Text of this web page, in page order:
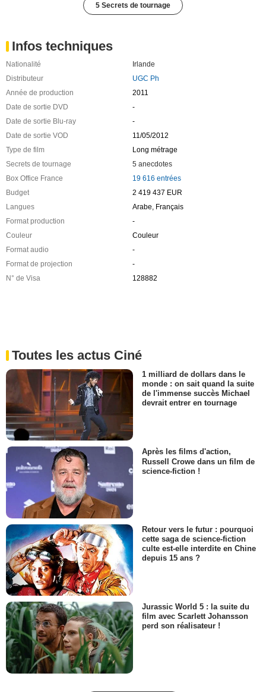
5 Secrets de tournage
Infos techniques
Nationalité
Irlande
Distributeur
UGC Ph
Année de production
2011
Date de sortie DVD
-
Date de sortie Blu-ray
-
Date de sortie VOD
11/05/2012
Type de film
Long métrage
Secrets de tournage
5 anecdotes
Box Office France
19 616 entrées
Budget
2 419 437 EUR
Langues
Arabe, Français
Format production
-
Couleur
Couleur
Format audio
-
Format de projection
-
N° de Visa
128882
Toutes les actus Ciné
1 milliard de dollars dans le
monde : on sait quand la suite
de l'immense succès Michael
devrait entrer en tournage
Après les films d'action,
Russell Crowe dans un film de
science-fiction !
Retour vers le futur : pourquoi
cette saga de science-fiction
culte est-elle interdite en Chine
depuis 15 ans ?
Jurassic World 5 : la suite du
film avec Scarlett Johansson
perd son réalisateur !